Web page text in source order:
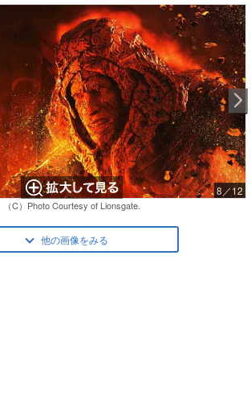
8／12
（C）Photo Courtesy of Lionsgate.
他の画像をみる